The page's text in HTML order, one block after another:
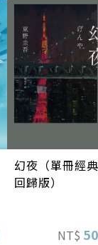
幻夜（單冊經典
回歸版）
NT$